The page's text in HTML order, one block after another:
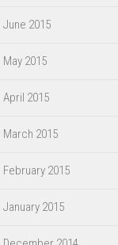
June 2015
May 2015
April 2015
March 2015
February 2015
January 2015